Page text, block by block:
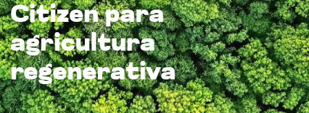
Citizen para
agricultura
regenerativa